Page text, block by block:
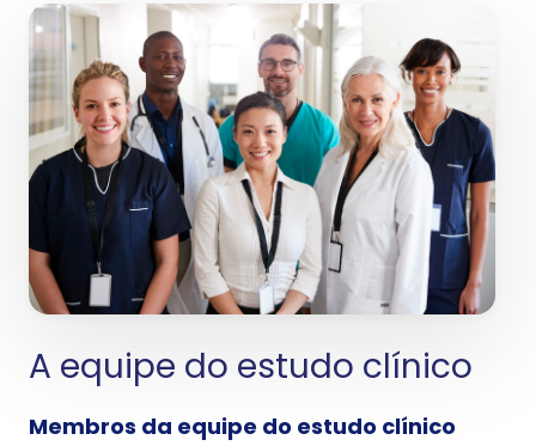
A equipe do estudo clínico
Membros da equipe do estudo clínico